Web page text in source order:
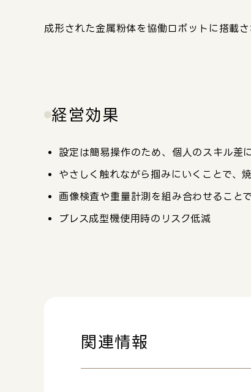
成形された金属粉体を協働ロボットに搭載
経営効果
設定は簡易操作のため、個人のスキル差
やさしく触れながら掴みにいくことで、
画像検査や重量計測を組み合わせること
プレス成型機使用時のリスク低減
関連情報